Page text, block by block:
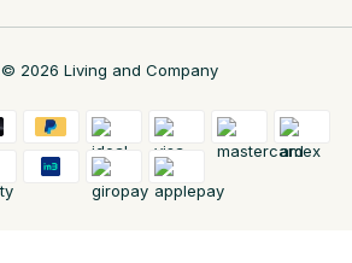
© 2026 Living and Company